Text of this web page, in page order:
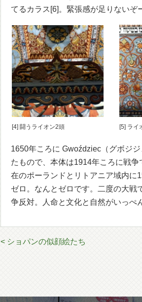
てるカラス[6]。緊張感が足りないぞ
[4] 闘うライオン2頭 [5] ライ
1650年ころに Gwoździec（グボジ
たもので、本体は1914年ころに戦
在のポーランドとリトアニア域内に
ゼロ。なんとゼロです。二度の大
争反対。人命と文化と自然がいっぺ
< ショパンの似顔絵たち